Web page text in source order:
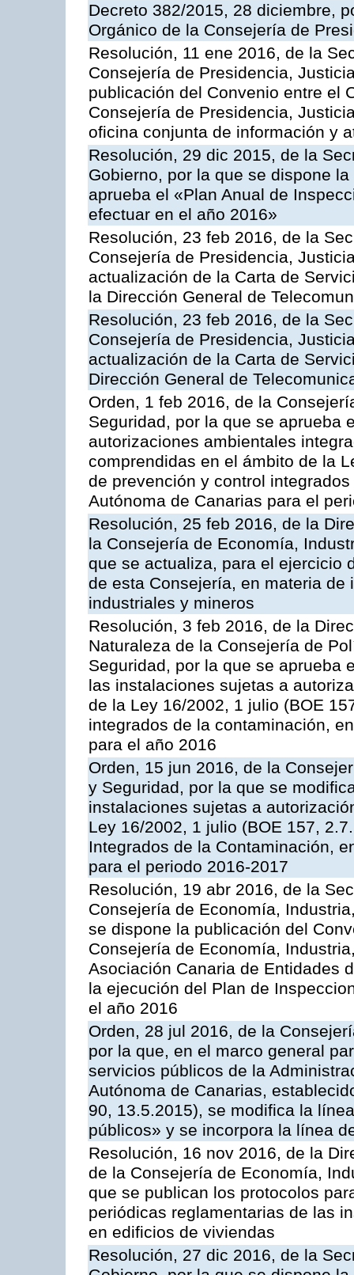
Decreto 382/2015, 28 diciembre,
Orgánico de la Consejería de
Resolución, 11 ene 2016, de la
Consejería de Presidencia,
publicación del Convenio entre el
Consejería de Presidencia,
oficina conjunta de información y
Resolución, 29 dic 2015, de la
Gobierno, por la que se dispone
aprueba el «Plan Anual de
efectuar en el año 2016»
Resolución, 23 feb 2016, de la
Consejería de Presidencia,
actualización de la Carta de
la Dirección General de
Resolución, 23 feb 2016, de la
Consejería de Presidencia,
actualización de la Carta de
Dirección General de
Orden, 1 feb 2016, de la
Seguridad, por la que se aprueba
autorizaciones ambientales
comprendidas en el ámbito de la
de prevención y control
Autónoma de Canarias para el
Resolución, 25 feb 2016, de la
la Consejería de Economía,
que se actualiza, para el ejercicio
de esta Consejería, en materia
industriales y mineros
Resolución, 3 feb 2016, de la
Naturaleza de la Consejería de
Seguridad, por la que se aprueba
las instalaciones sujetas a
de la Ley 16/2002, 1 julio (BOE
integrados de la contaminación,
para el año 2016
Orden, 15 jun 2016, de la
y Seguridad, por la que se
instalaciones sujetas a
Ley 16/2002, 1 julio (BOE 157,
Integrados de la Contaminación,
para el periodo 2016-2017
Resolución, 19 abr 2016, de la
Consejería de Economía,
se dispone la publicación del
Consejería de Economía,
Asociación Canaria de Entidades
la ejecución del Plan de
el año 2016
Orden, 28 jul 2016, de la
por la que, en el marco general
servicios públicos de la
Autónoma de Canarias,
90, 13.5.2015), se modifica la
públicos» y se incorpora la línea
Resolución, 16 nov 2016, de la
de la Consejería de Economía,
que se publican los protocolos
periódicas reglamentarias de las
en edificios de viviendas
Resolución, 27 dic 2016, de la